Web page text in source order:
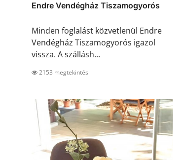
Endre Vendégház Tiszamogyorós
Minden foglalást közvetlenül Endre
Vendégház Tiszamogyorós igazol
vissza. A szállásh...
2153 megtekintés